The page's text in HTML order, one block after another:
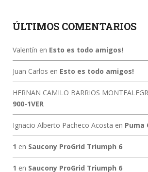
ÚLTIMOS COMENTARIOS
Valentín en Esto es todo amigos!
Juan Carlos en Esto es todo amigos!
HERNAN CAMILO BARRIOS
900-1VER
Ignacio Alberto Pacheco Acosta en Puma
1 en Saucony ProGrid Triumph 6
1 en Saucony ProGrid Triumph 6